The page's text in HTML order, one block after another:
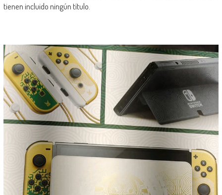
tienen incluido ningún título.